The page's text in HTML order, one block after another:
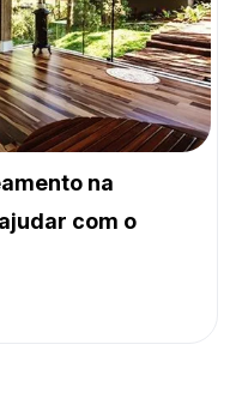
na
com o